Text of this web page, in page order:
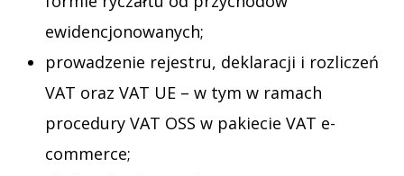
ewidencjonowanych;
prowadzenie rejestru, deklaracji i rozliczeń
VAT oraz VAT UE – w tym w ramach
procedury VAT OSS w pakiecie VAT e-
commerce;